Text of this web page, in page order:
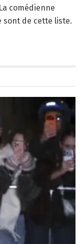
comédienne
sont de cette liste.